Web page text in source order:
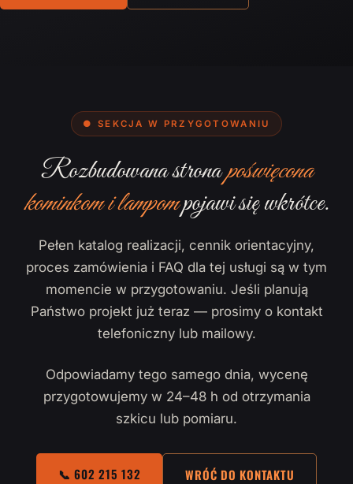
● SEKCJA W PRZYGOTOWANIU
Rozbudowana stronapoświęcona
kominkom i lampompojawi się wkrótce.
Pełen katalog realizacji, cennik orientacyjny,
proces zamówienia i FAQ dla tej usługi są w tym
momencie w przygotowaniu. Jeśli planują
Państwo projekt już teraz — prosimy o kontakt
telefoniczny lub mailowy.
Odpowiadamy tego samego dnia, wycenę
przygotowujemy w 24–48 h od otrzymania
szkicu lub pomiaru.
📞 602 215 132 WRÓĆ DO KONTAKTU